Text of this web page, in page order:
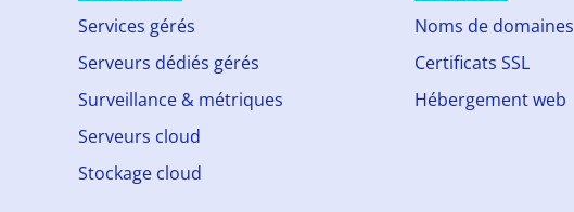
Services gérés
Serveurs dédiés gérés
Surveillance & métriques
Serveurs cloud
Stockage cloud
Noms de domaines
Certificats SSL
Hébergement web